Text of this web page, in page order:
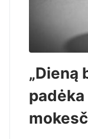
„Dieną